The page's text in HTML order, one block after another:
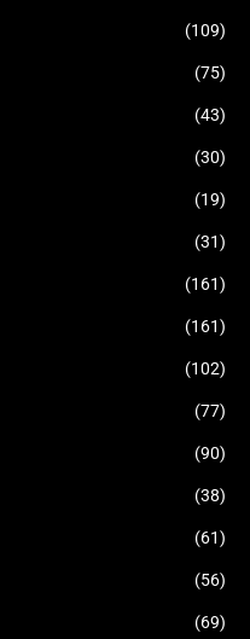
(109)
(75)
(43)
(30)
(19)
(31)
(161)
(161)
(102)
(77)
(90)
(38)
(61)
(56)
(69)